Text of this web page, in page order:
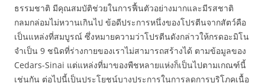
ธรรมชาติ มีคุณสมบัติช่วยในการฟื้นตัวอย่างมากและมีรสชาติ
กลมกล่อมไม่หวานเกินไป ข้อดีประการหนึ่งของโปรตีนจากสัตว์คือ
เป็นแหล่งที่สมบูรณ์ ซึ่งหมายความว่าโปรตีนดังกล่าวให้กรดอะมิโน
จำเป็น 9 ชนิดที่ร่างกายของเราไม่สามารถสร้างได้ ตามข้อมูลของ
Cedars-Sinai แต่แหล่งที่มาของพืชหลายแห่งก็เป็นไปตามเกณฑ์นี้
เช่นกัน ต่อไปนี้เป็นประโยชน์บางประการในการลดการบริโภคเนื้อ